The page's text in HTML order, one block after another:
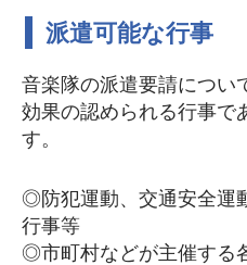
派遣可能な行事
音楽隊の派遣要請につい
効果の認められる行事で
す。
◎防犯運動、交通安全運
行事等
◎市町村などが主催する